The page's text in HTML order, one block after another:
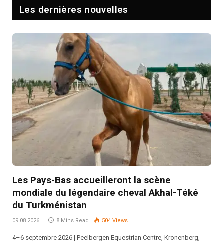
Les dernières nouvelles
Les Pays-Bas accueilleront la scène
mondiale du légendaire cheval Akhal-Téké
du Turkménistan
09.08.2026 8 Mins Read 504 Views
4–6 septembre 2026 | Peelbergen Equestrian Centre, Kronenberg,